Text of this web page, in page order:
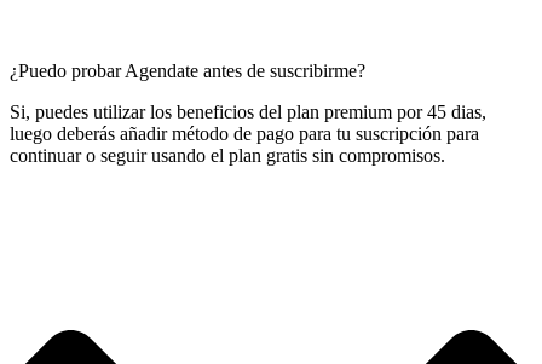
¿Puedo probar Agendate antes de suscribirme?
Si, puedes utilizar los beneficios del plan premium por 45 dias,
luego deberás añadir método de pago para tu suscripción para
continuar o seguir usando el plan gratis sin compromisos.